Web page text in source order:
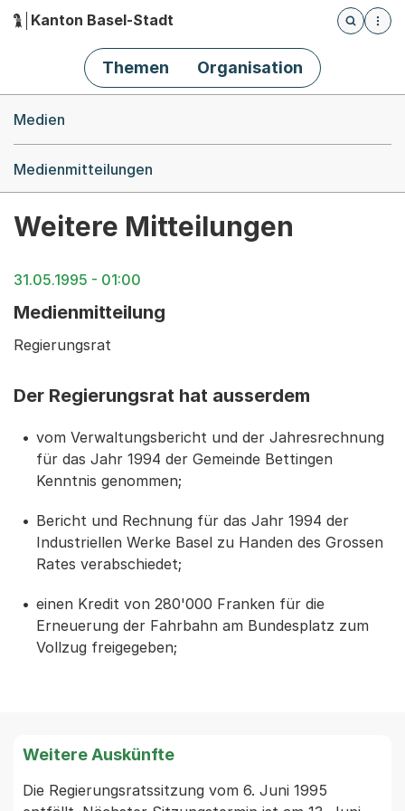
Hauptnavigation
Kanton Basel-Stadt
Öffnet
Themen Organisation
Medien
Medienmitteilungen
Weitere Mitteilungen
31.05.1995 - 01:00
Medienmitteilung
Regierungsrat
Der Regierungsrat hat ausserdem
vom Verwaltungsbericht und der Jahresrechnung
für das Jahr 1994 der Gemeinde Bettingen
Kenntnis genommen;
Bericht und Rechnung für das Jahr 1994 der
Industriellen Werke Basel zu Handen des Grossen
Rates verabschiedet;
einen Kredit von 280'000 Franken für die
Erneuerung der Fahrbahn am Bundesplatz zum
Vollzug freigegeben;
Weitere Auskünfte
Die Regierungsratssitzung vom 6. Juni 1995